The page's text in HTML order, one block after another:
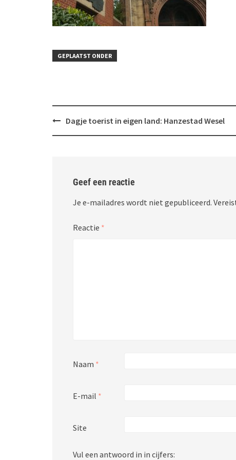
GEPLAATST ONDER
BerichtDagje toerist in eigen land: Hanzestad Wesel
Geef een reactie
Je e-mailadres wordt niet gepubliceerd.
Reactie *
Naam *
E-mail *
Site
Vul een antwoord in in cijfers: